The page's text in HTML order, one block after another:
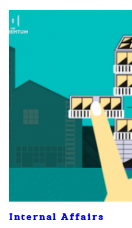
Internal Affairs
TWEET